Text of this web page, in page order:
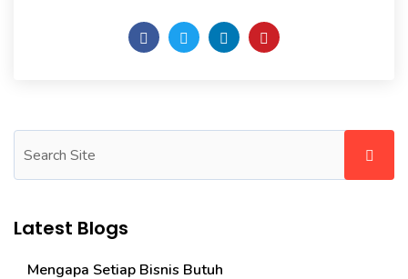
Latest Blogs
Mengapa Setiap Bisnis Butuh